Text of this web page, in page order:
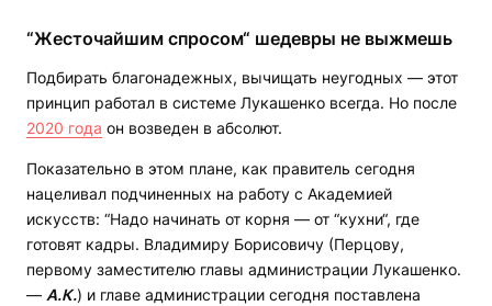
“Жесточайшим спросом“ шедевры не выжмешь
Подбирать благонадежных, вычищать неугодных — этот
принцип работал в системе Лукашенко всегда. Но после
2020 года он возведен в абсолют.
Показательно в этом плане, как правитель сегодня
нацеливал подчиненных на работу с Академией
искусств: “Надо начинать от корня — от “кухни“, где
готовят кадры. Владимиру Борисовичу (Перцову,
первому заместителю главы администрации Лукашенко.
— А.К.) и главе администрации сегодня поставлена